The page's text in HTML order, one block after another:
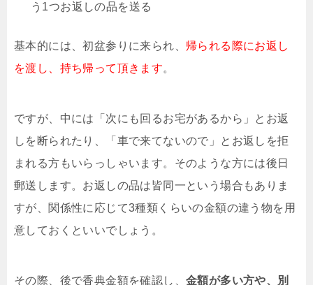
う1つお返しの品を送る
基本的には、初盆参りに来られ、 帰られる際にお返し
を渡し、持ち帰って頂きます。
ですが、中には「次にも回るお宅があるから」とお返
しを断られたり、「車で来てないので」とお返しを拒
まれる方もいらっしゃいます。そのような方には後日
郵送します。お返しの品は皆同一という場合もありま
すが、関係性に応じて3種類くらいの金額の違う物を用
意しておくといいでしょう。
その際、後で香典金額を確認し、 金額が多い方や、別